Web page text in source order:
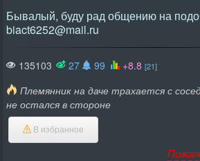
Бывалый, буду рад общению на
biact6252@mail.ru
135103 27 99 +8.8 [21]
Племянник на даче трахается с
не остался в стороне
В избранное